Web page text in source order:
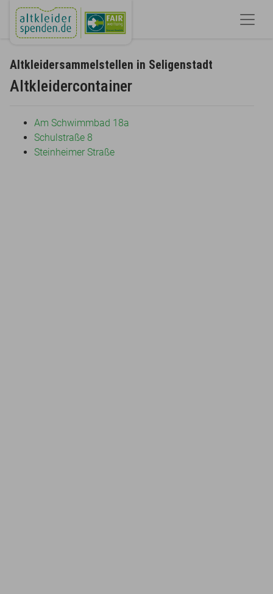
Altkleidersammelstellen in Seligenstadt
Altkleidercontainer
Am Schwimmbad 18a
Schulstraße 8
Steinheimer Straße